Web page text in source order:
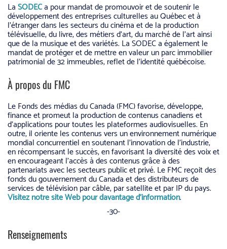
LaSODECa pour mandat de promouvoir et de soutenir le
développement des entreprises culturelles au Québec et à
l’étranger dans les secteurs du cinéma et de la production
télévisuelle, du livre, des métiers d’art, du marché de l’art ainsi
que de la musique et des variétés. La SODEC a également le
mandat de protéger et de mettre en valeur un parc immobilier
patrimonial de 32 immeubles, reflet de l’identité québécoise.
À propos du FMC
Le Fonds des médias du Canada (FMC) favorise, développe,
finance et promeut la production de contenus canadiens et
d’applications pour toutes les plateformes audiovisuelles. En
outre, il oriente les contenus vers un environnement numérique
mondial concurrentiel en soutenant l’innovation de l’industrie,
en récompensant le succès, en favorisant la diversité des voix et
en encourageant l’accès à des contenus grâce à des
partenariats avec les secteurs public et privé. Le FMC reçoit des
fonds du gouvernement du Canada et des distributeurs de
services de télévision par câble, par satellite et par IP du pays.
Visitez notre site Web pour davantage d’information.
-30-
Renseignements